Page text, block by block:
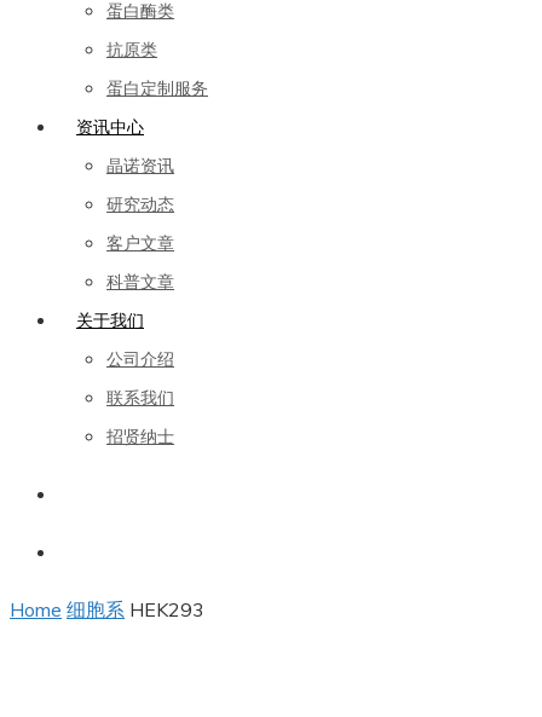
蛋白酶类
抗原类
蛋白定制服务
资讯中心
晶诺资讯
研究动态
客户文章
科普文章
关于我们
公司介绍
联系我们
招贤纳士
Home 细胞系 HEK293